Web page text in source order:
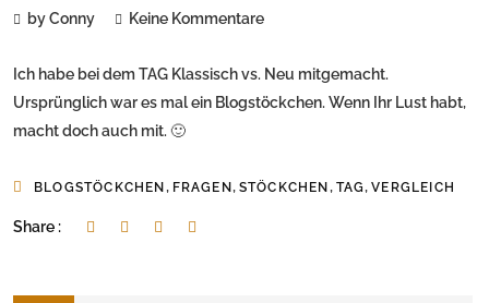
by Conny Keine Kommentare
Ich habe bei dem TAG Klassisch vs. Neu mitgemacht.
Ursprünglich war es mal ein Blogstöckchen. Wenn Ihr Lust habt,
macht doch auch mit. 🙂
BLOGSTÖCKCHEN, FRAGEN, STÖCKCHEN, TAG,VERGLEICH
Share :